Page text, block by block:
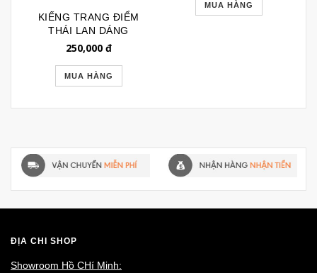
KIẾNG TRANG ĐIỂM
THÁI LAN DÁNG
TRÒN MẠ BẠC 043
250,000đ
MUA HÀNG
MUA HÀNG
ĐỊA CHỈ SHOP
Showroom Hồ CHí Minh: